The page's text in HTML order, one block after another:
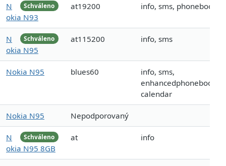
Schváleno
N
okia N93
at19200 info, sms, phonebook
Schváleno
N
okia N95
at115200 info, sms
Nokia N95 blues60
info, sms,
enhancedphonebook,
calendar
Nokia N95 Nepodporovaný
Schváleno
N
okia N95 8GB
at info